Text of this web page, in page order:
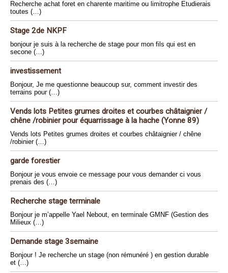
Recherche achat foret en charente maritime ou limitrophe Etudierais
toutes (…)
Stage 2de NKPF
bonjour je suis à la recherche de stage pour mon fils qui est en
secone (…)
investissement
Bonjour, Je me questionne beaucoup sur, comment investir des
terrains pour (…)
Vends lots Petites grumes droites et courbes châtaignier /
chêne /robinier pour équarrissage à la hache (Yonne 89)
Vends lots Petites grumes droites et courbes châtaignier / chêne
/robinier (…)
garde forestier
Bonjour je vous envoie ce message pour vous demander ci vous
prenais des (…)
Recherche stage terminale
Bonjour je m’appelle Yael Nebout, en terminale GMNF (Gestion des
Milieux (…)
Demande stage 3semaine
Bonjour ! Je recherche un stage (non rémunéré ) en gestion durable
et (…)